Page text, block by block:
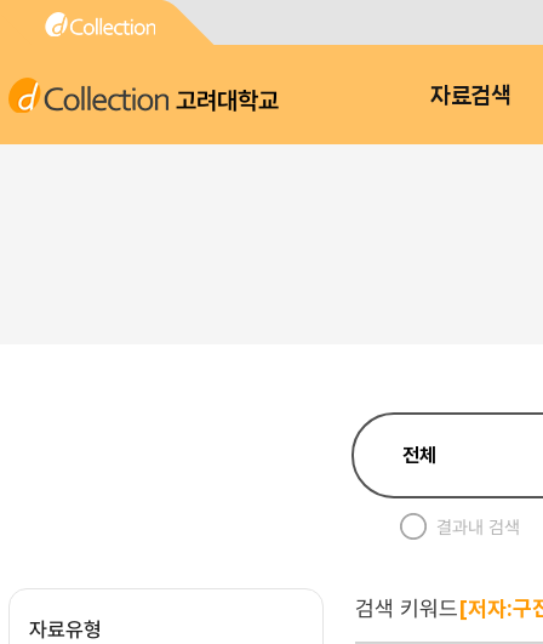
고려대학교 자료검색
결과내 검색
자료유형
검색 키워드[저자:구